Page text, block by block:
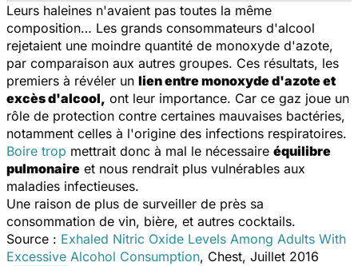
Leurs haleines n'avaient pas toutes la même
composition… Les grands consommateurs d'alcool
rejetaient une moindre quantité de monoxyde d'azote,
par comparaison aux autres groupes. Ces résultats, les
premiers à révéler un lien entre monoxyde d'azote et
excès d'alcool, ont leur importance. Car ce gaz joue un
rôle de protection contre certaines mauvaises bactéries,
notamment celles à l'origine des infections respiratoires.
Boire trop mettrait donc à mal le nécessaire équilibre
pulmonaire et nous rendrait plus vulnérables aux
maladies infectieuses.
Une raison de plus de surveiller de près sa
consommation de vin, bière, et autres cocktails.
Source : Exhaled Nitric Oxide Levels Among Adults With
Excessive Alcohol Consumption, Chest, Juillet 2016